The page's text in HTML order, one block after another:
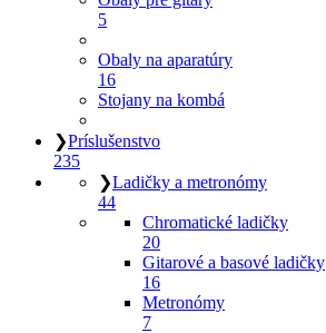
5
Obaly na aparatúry
16
Stojany na kombá
❯Príslušenstvo
235
❯Ladičky a metronómy
44
Chromatické ladičky
20
Gitarové a basové ladičky
16
Metronómy
7